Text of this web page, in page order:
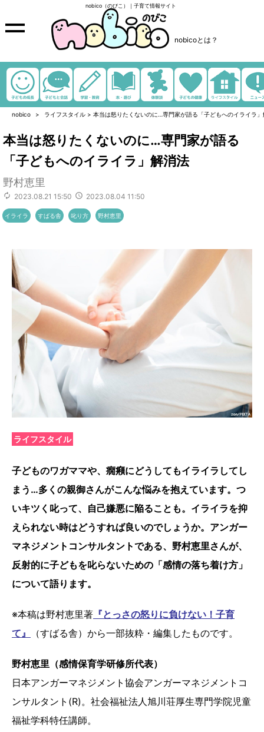
nobico（のびこ）｜子育て情報サイト
nobicoとは？
nobico ライフスタイル > 本当は怒りたくないのに…専門家が語る「子どもへのイライラ」
本当は怒りたくないのに…専門家が語る
「子どもへのイライラ」解消法
野村恵里
2023.08.21 15:50 2023.08.04 11:50
イライラ すばる舎 叱り方 野村恵里
ライフスタイル
子どものワガママや、癇癪にどうしてもイライラしてし
まう…多くの親御さんがこんな悩みを抱えています。つ
いキツく叱って、自己嫌悪に陥ることも。イライラを抑
えられない時はどうすれば良いのでしょうか。アンガー
マネジメントコンサルタントである、野村恵里さんが、
反射的に子どもを叱らないための「感情の落ち着け方」
について語ります。
※本稿は野村恵里著 『とっさの怒りに負けない！子育
て』
（すばる舎）から一部抜粋・編集したものです。
野村恵里（感情保育学研修所代表）
日本アンガーマネジメント協会アンガーマネジメントコ
ンサルタント(R)。社会福祉法人旭川荘厚生専門学院児童
福祉学科特任講師。